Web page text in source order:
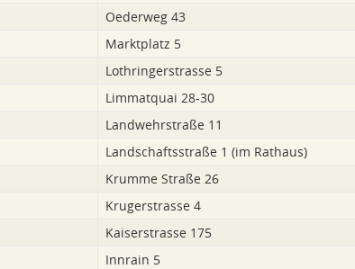
Oederweg 43
Marktplatz 5
Lothringerstrasse 5
Limmatquai 28-30
Landwehrstraße 11
Landschaftsstraße 1 (im Rathaus)
Krumme Straße 26
Krugerstrasse 4
Kaiserstrasse 175
Innrain 5